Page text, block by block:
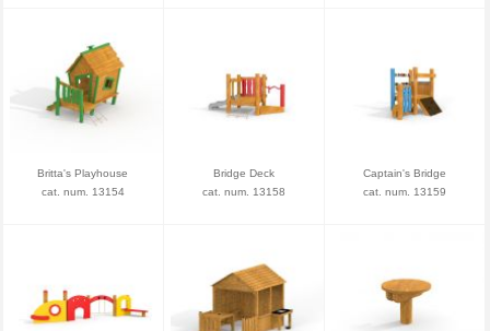
Britta's Playhouse
cat. num. 13154
Bridge Deck
cat. num. 13158
Captain's Bridge
cat. num. 13159